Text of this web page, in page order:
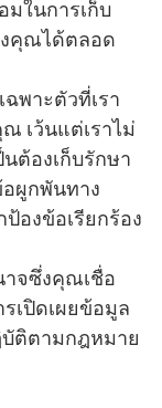
ในการเก็บ
งคุณได้ตลอด
พาะตัวที่เรา
เว้นแต่เราไม่
ต้องเก็บรักษา
ผูกพันทาง
องข้อเรียกร้อง
าจซึ่งคุณเชื่อ
เปิดเผยข้อมูล
ติตามกฎหมาย